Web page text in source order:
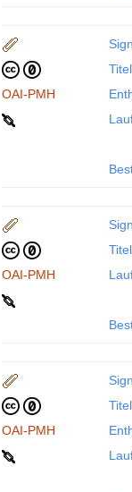
OAI-PMH
OAI-PMH
OAI-PMH